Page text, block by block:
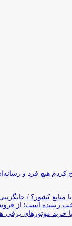
کردم هیچ فرد و
فرسوده‌ها با تولید ۶۰۰ هزار
رسیده است؛ از فروش
موتورهای برقی